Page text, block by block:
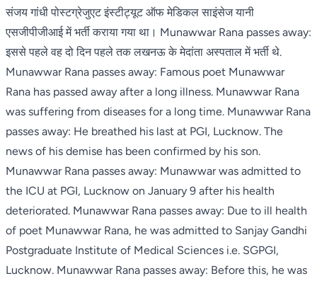
संजय गांधी पोस्टग्रेजुएट इंस्टीट्यूट ऑफ मेडिकल साइंसेज यानी
एसजीपीजीआई में भर्ती कराया गया था। Munawwar Rana passes away:
इससे पहले वह दो दिन पहले तक लखनऊ के मेदांता अस्पताल में भर्ती थे.
Munawwar Rana passes away: Famous poet Munawwar
Rana has passed away after a long illness. Munawwar Rana
was suffering from diseases for a long time. Munawwar Rana
passes away: He breathed his last at PGI, Lucknow. The
news of his demise has been confirmed by his son.
Munawwar Rana passes away: Munawwar was admitted to
the ICU at PGI, Lucknow on January 9 after his health
deteriorated. Munawwar Rana passes away: Due to ill health
of poet Munawwar Rana, he was admitted to Sanjay Gandhi
Postgraduate Institute of Medical Sciences i.e. SGPGI,
Lucknow. Munawwar Rana passes away: Before this, he was